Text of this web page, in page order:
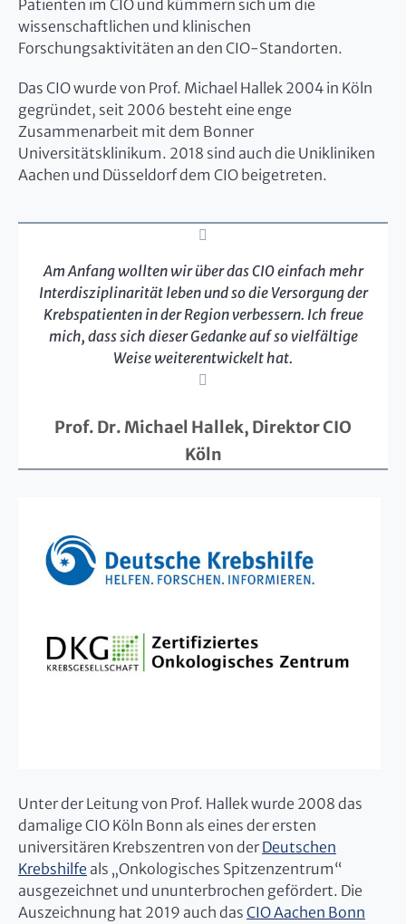
Patienten im CIO und kümmern sich um die
wissenschaftlichen und klinischen
Forschungsaktivitäten an den CIO-Standorten.
Das CIO wurde von Prof. Michael Hallek 2004 in Köln
gegründet, seit 2006 besteht eine enge
Zusammenarbeit mit dem Bonner
Universitätsklinikum. 2018 sind auch die Unikliniken
Aachen und Düsseldorf dem CIO beigetreten.
Am Anfang wollten wir über das CIO einfach mehr
Interdisziplinarität leben und so die Versorgung der
Krebspatienten in der Region verbessern. Ich freue
mich, dass sich dieser Gedanke auf so vielfältige
Weise weiterentwickelt hat.
Prof. Dr. Michael Hallek, Direktor CIO
Köln
Unter der Leitung von Prof. Hallek wurde 2008 das
damalige CIO Köln Bonn als eines der ersten
universitären Krebszentren von der Deutschen
Krebshilfe als „Onkologisches Spitzenzentrum“
ausgezeichnet und ununterbrochen gefördert. Die
Auszeichnung hat 2019 auch das CIO Aachen Bonn